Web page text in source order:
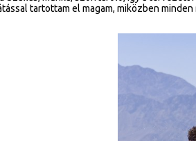
tartottam el magam, miközben